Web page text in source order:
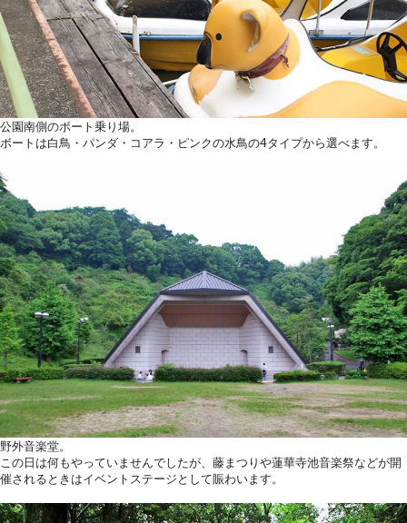
公園南側のボート乗り場。
ボートは白鳥・パンダ・コアラ・ピンクの水鳥の4タイプから選べます。
野外音楽堂。
この日は何もやっていませんでしたが、藤まつりや蓮華寺池音楽祭などが開
催されるときはイベントステージとして賑わいます。